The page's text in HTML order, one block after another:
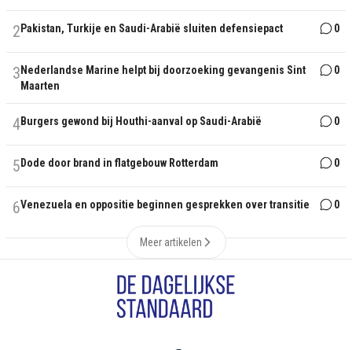
2 Pakistan, Turkije en Saudi-Arabië sluiten defensiepact 0
3 Nederlandse Marine helpt bij doorzoeking gevangenis Sint
Maarten
0
4Burgers gewond bij Houthi-aanval op Saudi-Arabië 0
5 Dode door brand in flatgebouw Rotterdam 0
6Venezuela en oppositie beginnen gesprekken over transitie 0
Meer artikelen